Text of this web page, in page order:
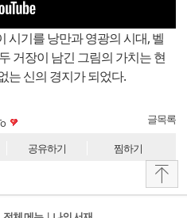
시기를 낭만과 영광의 시대, 벨
거장이 남긴 그림의 가치는 현
는 신의 경지가 되었다.
글목록
공유하기 찜하기